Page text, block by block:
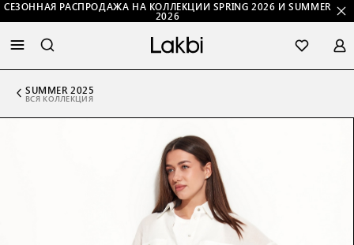
СЕЗОННАЯ РАСПРОДАЖА НА КОЛЛЕКЦИИ SPRING 2026 И SUMMER
2026
SUMMER 2025
ВСЯ КОЛЛЕКЦИЯ